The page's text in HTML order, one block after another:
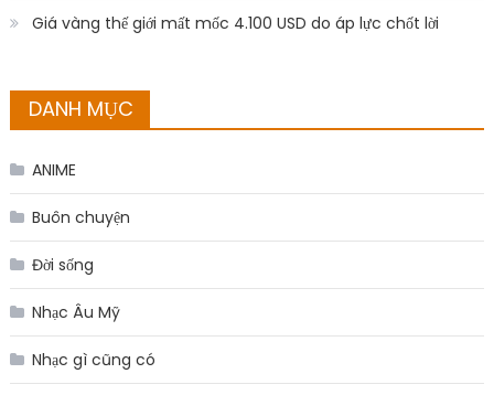
Giá vàng thế giới mất mốc 4.100 USD do áp lực chốt lời
DANH MỤC
ANIME
Buôn chuyện
Đời sống
Nhạc Âu Mỹ
Nhạc gì cũng có